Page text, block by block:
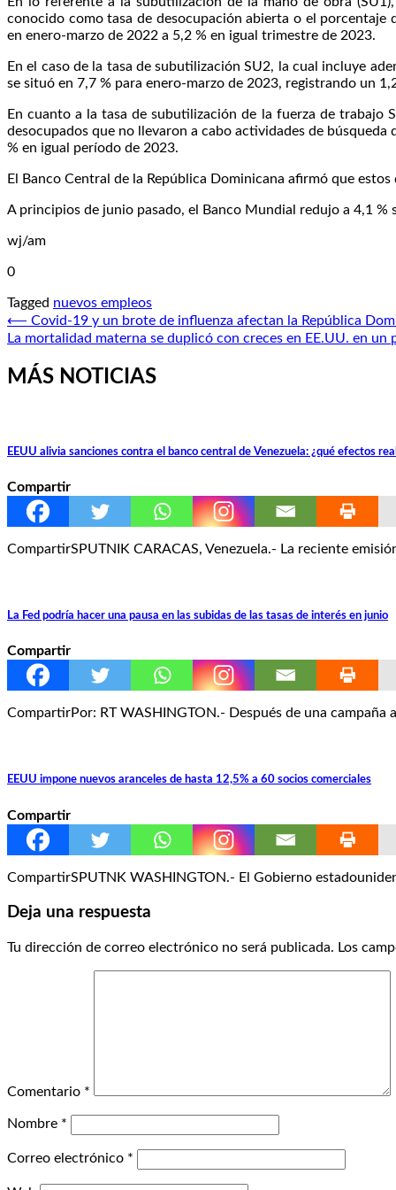
conocido como tasa de desocupación abierta o el porcentaje
en enero-marzo de 2022 a 5,2 % en igual trimestre de 2023.
En el caso de la tasa de subutilización SU2, la cual incluye
se situó en 7,7 % para enero-marzo de 2023, registrando un
En cuanto a la tasa de subutilización de la fuerza de trabajo
desocupados que no llevaron a cabo actividades de
% en igual período de 2023.
El Banco Central de la República Dominicana afirmó que
A principios de junio pasado, el Banco Mundial redujo a 4,1
wj/am
0
Tagged nuevos empleos
Navegación
de
entradas
⟵ Covid-19 y un brote de influenza afectan la República
La mortalidad materna se duplicó con creces en EE.UU. en un
MÁS NOTICIAS
EEUU alivia sanciones contra el banco central de Venezuela: ¿qué efectos
Compartir
CompartirSPUTNIK CARACAS, Venezuela.- La reciente
La Fed podría hacer una pausa en las subidas de las tasas de interés en junio
Compartir
CompartirPor: RT WASHINGTON.- Después de una campaña
EEUU impone nuevos aranceles de hasta 12,5% a 60 socios comerciales
Compartir
CompartirSPUTNK WASHINGTON.- El Gobierno
Deja una respuesta
Tu dirección de correo electrónico no será publicada. Los
Comentario *
Nombre *
Correo electrónico *